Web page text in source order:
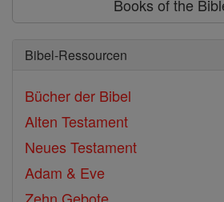
Books of the
Bibel-Ressourcen
Bücher der Bibel
Alten Testament
Neues Testament
Adam & Eve